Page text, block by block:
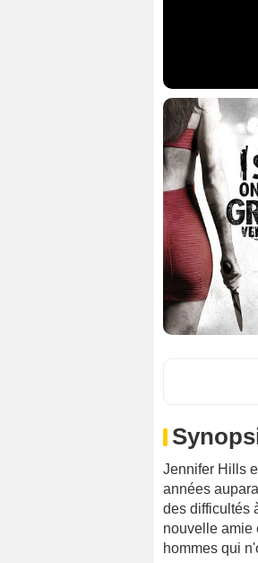
Jennifer Hills
années
des difficultés
nouvelle amie
hommes qui